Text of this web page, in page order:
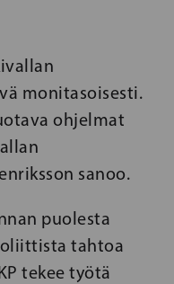
monitasoisesti.
ohjelmat
sanoo.
puolesta
tahtoa
tekee työtä